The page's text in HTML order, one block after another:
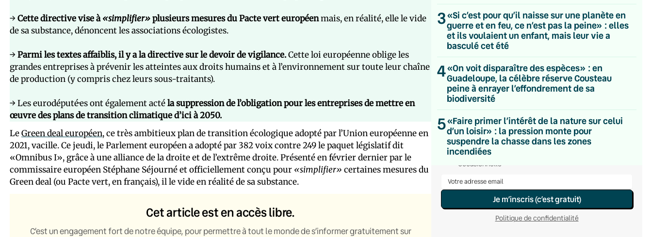
→Cette directive vise à«simplifier»plusieurs mesures du Pacte vert européenmais, en réalité, elle le vide
de sa substance, dénoncent les associations écologistes.
→Parmi les textes affaiblis, il y a la directive sur le devoir de vigilance.Cette loi européenne oblige les
grandes entreprises à prévenir les atteintes aux droits humains et à l’environnement sur toute leur chaîne
de production (y compris chez leurs sous-traitants).
→ Les eurodéputé·es ont également actéla suppression de l’obligation pour les entreprises de mettre en
œuvre des plans de transition climatique d’ici à 2050.
LeGreen deal européen, ce très ambitieux plan de transition écologique adopté par l’Union européenne en
2021, vacille. Ce jeudi, le Parlement européen a adopté par 382 voix contre 249 le paquet législatif dit
«Omnibus I», grâce à une alliance de la droite et de l’extrême droite. Présenté en février dernier par le
commissaire européen Stéphane Séjourné et officiellement conçu pour «simplifier» certaines mesures du
Green deal (ou Pacte vert, en français), il le vide en réalité de sa substance.
Cet article est en accès libre.
C’est un engagement fort de notre équipe, pour permettre à tout le monde de s’informer gratuitement sur
3«Si c’est pour qu’il naisse sur une planète en
guerre et en feu, ce n’est pas la peine» : elles
et ils voulaient un enfant, mais leur vie a
basculé cet été
4«On voit disparaître des espèces» : en
Guadeloupe, la célèbre réserve Cousteau
peine à enrayer l’effondrement de sa
biodiversité
5«Faire primer l’intérêt de la nature sur celui
d’un loisir» : la pression monte pour
suspendre la chasse dans les zones
incendiées
💌 Inscrivez-vous à nos newsletters
Quotidienne
Du lundi au vendredi
Hebdomadaire
Le samedi
Chaleurs Actuelles
Une fois par mois
C’était Mieux Après
Occasionnelle
Je m’inscris (c’est gratuit)
Politique de confidentialité